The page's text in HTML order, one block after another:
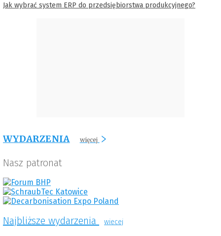
Jak wybrać system ERP do przedsiębiorstwa produkcyjnego?
WYDARZENIA więcej
Nasz patronat
Najbliższe wydarzenia wiecej